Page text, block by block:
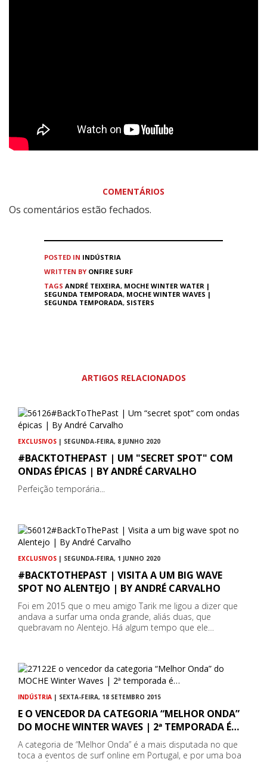
COMENTÁRIOS
Os comentários estão fechados.
POSTED IN INDÚSTRIA
WRITTEN BY ONFIRE SURF
TAGS ANDRÉ TEIXEIRA, MOCHE WINTER WATER |
SEGUNDA TEMPORADA, MOCHE WINTER WAVES |
SEGUNDA TEMPORADA, SISTERS
ARTIGOS RELACIONADOS
EXCLUSIVOS | SEGUNDA-FEIRA, 8 JUNHO 2020
#BACKTOTHEPAST | UM "SECRET SPOT" COM
ONDAS ÉPICAS | BY ANDRÉ CARVALHO
Perfeição temporária...
EXCLUSIVOS | SEGUNDA-FEIRA, 1 JUNHO 2020
#BACKTOTHEPAST | VISITA A UM BIG WAVE
SPOT NO ALENTEJO | BY ANDRÉ CARVALHO
Foi em 2015 que o meu amigo Tarik me ligou a dizer que
andava a surfar uma onda grande, aliás duas, que
quebravam no Alentejo. Há algum tempo que ele…
INDÚSTRIA | SEXTA-FEIRA, 18 SETEMBRO 2015
E O VENCEDOR DA CATEGORIA “MELHOR ONDA”
DO MOCHE WINTER WAVES | 2ª TEMPORADA É…
A categoria de “Melhor Onda” é a mais disputada no que
toca a eventos de surf online em Portugal, e por uma boa